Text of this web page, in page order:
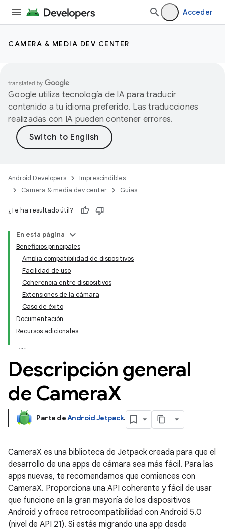
Acceder
CAMERA & MEDIA DEV CENTER
Google utiliza tecnología de IA para traducir
contenido a tu idioma preferido. Las traducciones
realizadas con IA pueden contener errores.
Android Developers
Imprescindibles
Camera & media dev center
Guías
¿Te ha resultado útil?
En esta página
Beneficios principales
Amplia compatibilidad de dispositivos
Facilidad de uso
Coherencia entre dispositivos
Extensiones de la cámara
Caso de éxito
Documentación
Recursos adicionales
Descripción general
de CameraX
Parte deAndroid Jetpack.
CameraX es una biblioteca de Jetpack creada para que el
desarrollo de una apps de cámara sea más fácil. Para las
apps nuevas, te recomendamos que comiences con
CameraX. Proporciona una API coherente y fácil de usar
que funcione en la gran mayoría de los dispositivos
Android y ofrece retrocompatibilidad con Android 5.0
(nivel de API 21). Si estás migrando una app desde